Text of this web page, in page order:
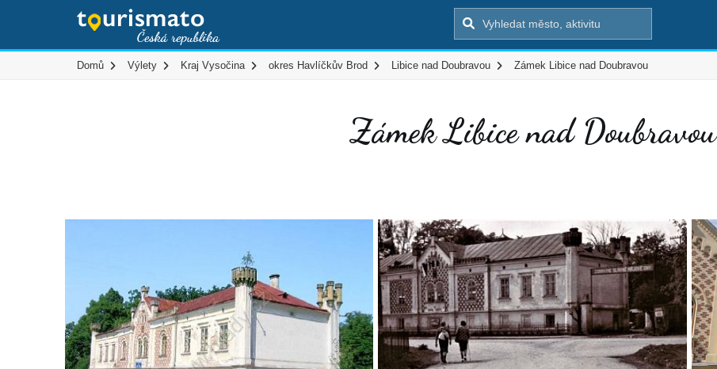
Domů Výlety Kraj Vysočina okres Havlíčkův Brod Libice nad Doubravou Zámek Libice nad Doubravou
Zámek Libice nad Doubravou